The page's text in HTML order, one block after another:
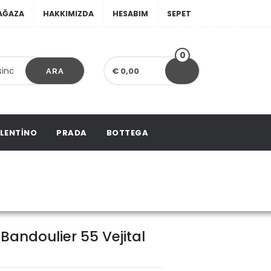
HAKKIMIZDA HESABIM SEPET
ARA € 0,00
0
PRADA BOTTEGA
55 Vejital